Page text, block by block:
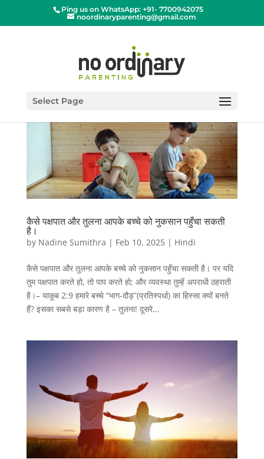
Ping us on WhatsApp: +91- 7700942075
noordinaryparenting@gmail.com
Select Page
कैसे पक्षपात और तुलना आपके बच्चे को नुकसान पहुँचा सकती
है।
by Nadine Sumithra | Feb 10, 2025| Hindi
कैसे पक्षपात और तुलना आपके बच्चे को नुकसान पहुँचा सकती है। पर यदि
तुम पक्षपात करते हो, तो पाप करते हो; और व्यवस्था तुम्हें अपराधी ठहराती
है।– याकूब 2:9 हमारे बच्चे “भाग-दौड़”(प्रतिस्पर्धा) का हिस्सा क्यों बनते
हैं? इसका सबसे बड़ा कारण है – तुलना! दूसरे...